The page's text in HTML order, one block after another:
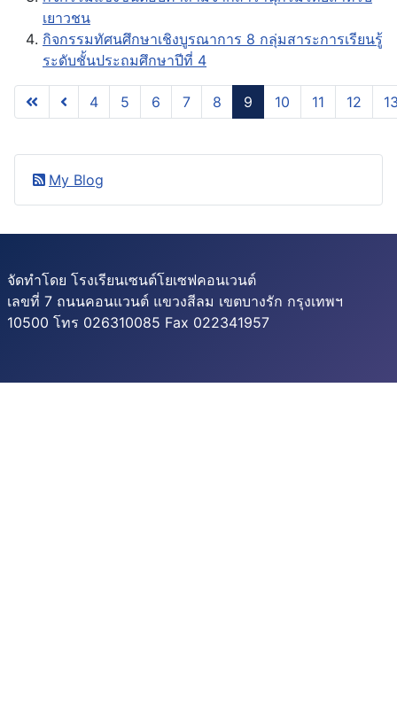
เยาวชน
กิจกรรมทัศนศึกษาเชิงบูรณาการ 8 กลุ่มสาระการเรียนรู้
ระดับชั้นประถมศึกษาปีที่ 4
หน้า 9 จาก 28
4 5 6 7 8 9 10 11 12
My Blog
จัดทำโดย โรงเรียนเซนต์โยเซฟคอนเวนต์
เลขที่ 7 ถนนคอนแวนต์ แขวงสีลม เขตบางรัก กรุงเทพฯ
10500 โทร 026310085 Fax 022341957